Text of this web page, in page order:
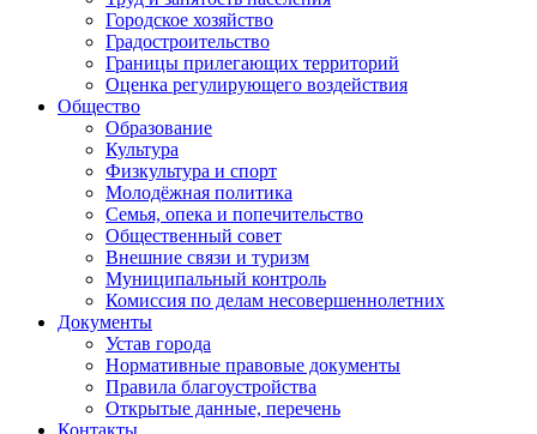
Городское хозяйство
Градостроительство
Границы прилегающих территорий
Оценка регулирующего воздействия
Общество
Образование
Культура
Физкультура и спорт
Молодёжная политика
Семья, опека и попечительство
Общественный совет
Внешние связи и туризм
Муниципальный контроль
Комиссия по делам несовершеннолетних
Документы
Устав города
Нормативные правовые документы
Правила благоустройства
Открытые данные, перечень
Контакты